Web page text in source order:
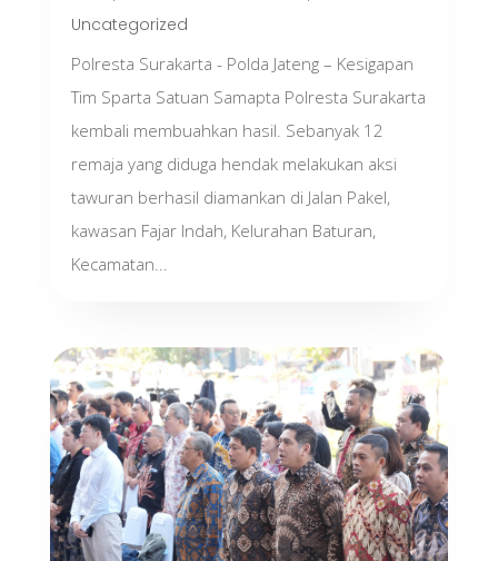
Uncategorized
Polresta Surakarta - Polda Jateng – Kesigapan
Tim Sparta Satuan Samapta Polresta Surakarta
kembali membuahkan hasil. Sebanyak 12
remaja yang diduga hendak melakukan aksi
tawuran berhasil diamankan di Jalan Pakel,
kawasan Fajar Indah, Kelurahan Baturan,
Kecamatan...